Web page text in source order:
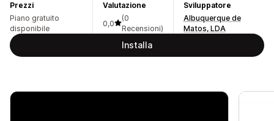
Prezzi
Piano gratuito
disponibile
Valutazione
0,0
(0
Recensioni)
Sviluppatore
Albuquerque de
Matos, LDA
Installa